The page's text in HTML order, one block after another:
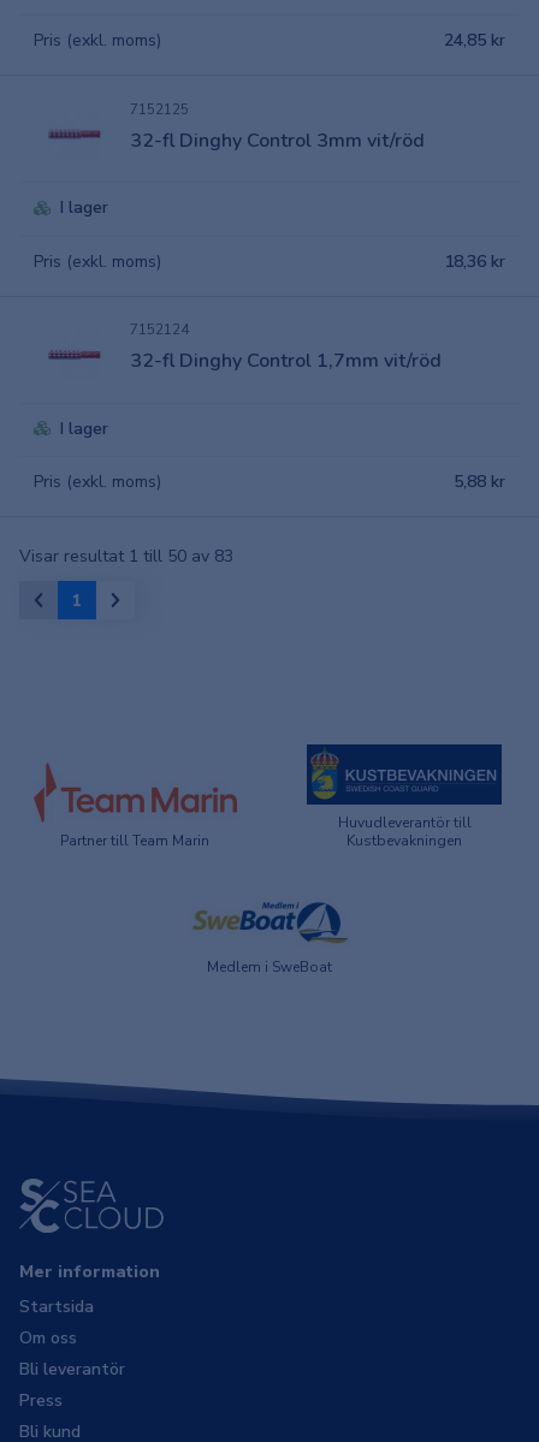
Pris (exkl. moms) 24,85 kr
7152125
32-fl Dinghy Control 3mm vit/röd
I lager
Pris (exkl. moms) 18,36 kr
7152124
32-fl Dinghy Control 1,7mm vit/röd
I lager
Pris (exkl. moms) 5,88 kr
Visar resultat 1 till 50 av 83
1
Partner till Team Marin
Huvudleverantör till
Kustbevakningen
Medlem i SweBoat
Mer information
Startsida
Om oss
Bli leverantör
Press
Bli kund